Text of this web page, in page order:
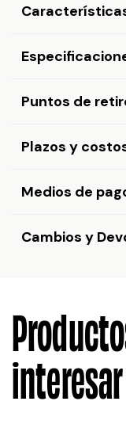
Puntos de
Plazos y
Medios de
Cambios y
interesar